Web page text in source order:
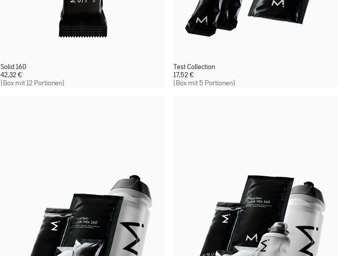
Solid 160
(Box mit 12 Portionen)
42,32 €
Test Collection
(Box mit 5 Portionen)
17,52 €